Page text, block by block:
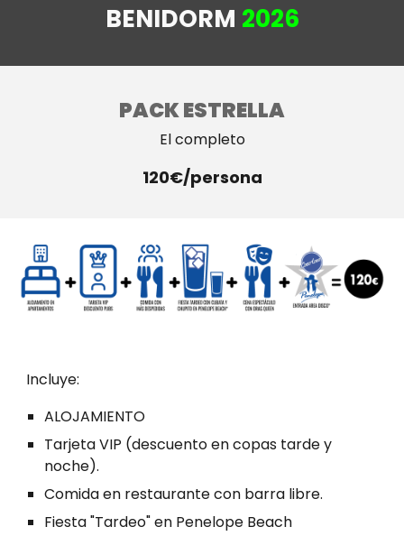
BENIDORM 2026
PACKESTRELLA
El completo
120€/persona
Incluye:
ALOJAMIENTO
Tarjeta VIP (descuento en copas tarde y
noche).
Comida en restaurante con barra libre.
Fiesta "Tardeo" en Penelope Beach